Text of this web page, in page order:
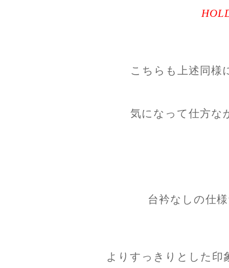
こちらも上述同様
気になって仕方な
台衿なしの仕
よりすっきりとした印